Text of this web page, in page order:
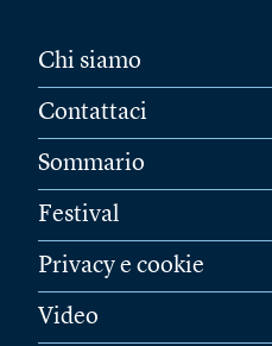
Chi siamo
Contattaci
Sommario
Festival
Privacy e cookie
Video